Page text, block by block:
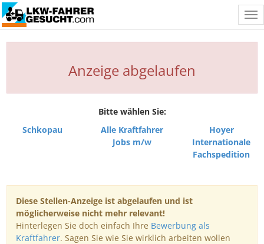
Anzeige abgelaufen
Bitte wählen Sie:
Schkopau
Alle Kraftfahrer
Jobs m/w
Hoyer
Internationale
Fachspedition
Diese Stellen-Anzeige ist abgelaufen und ist
möglicherweise nicht mehr relevant!
Hinterlegen Sie doch einfach Ihre Bewerbung als
Kraftfahrer. Sagen Sie wie Sie wirklich arbeiten wollen